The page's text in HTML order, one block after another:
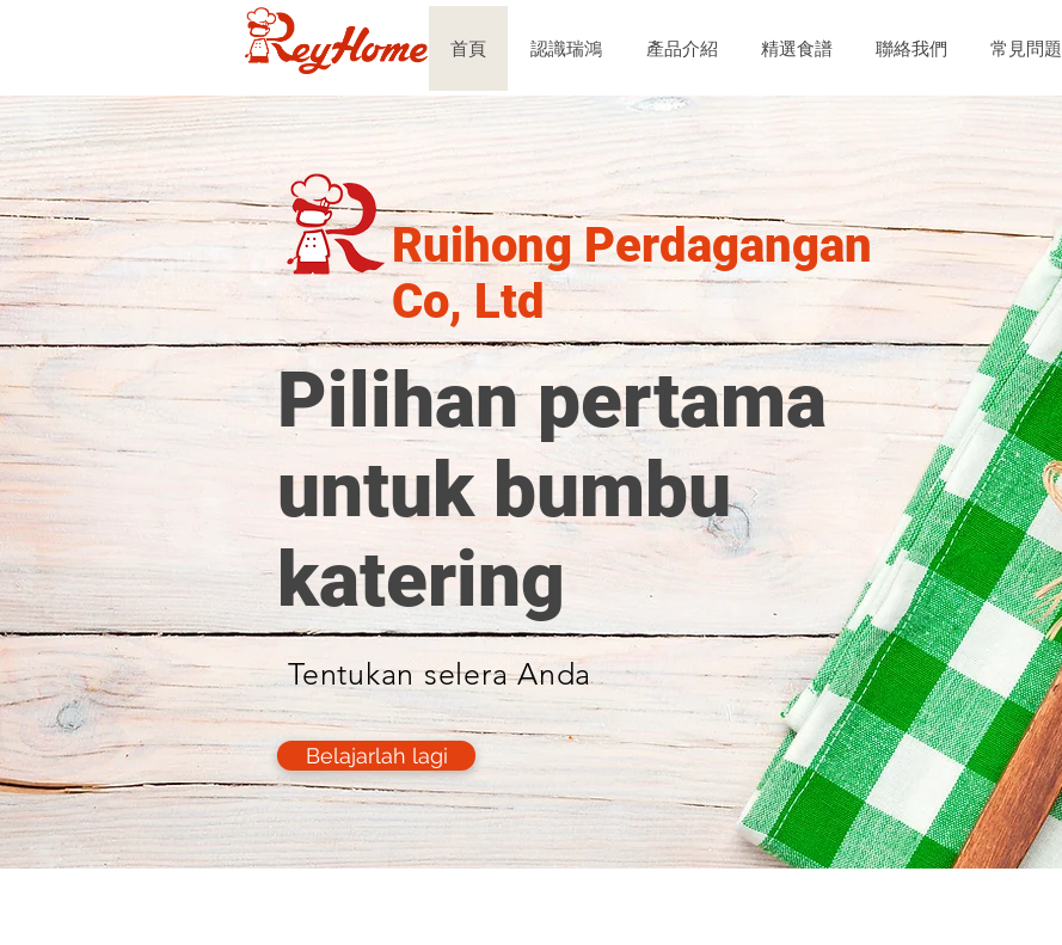
首頁 認識瑞鴻 產品介紹 精選食譜 聯絡我們 常見問題
Ruihong Perdagangan
Co, Ltd
Pilihan pertama
untuk bumbu
katering
Tentukan selera Anda
Belajarlah lagi